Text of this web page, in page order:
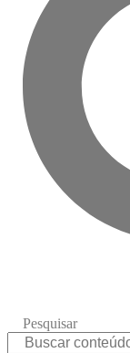
Pesquisar